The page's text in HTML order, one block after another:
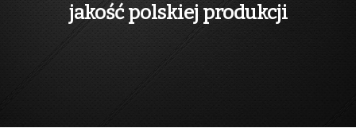
jakość polskiej produkcji